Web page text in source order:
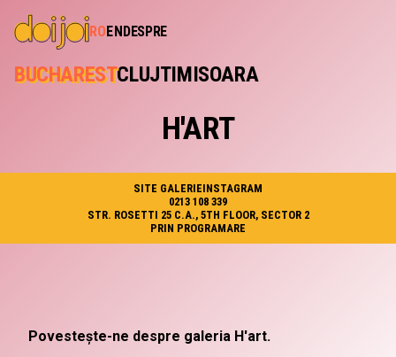
ROENDESPRE
BUCHARESTCLUJTIMISOARA
H'ART
SITE GALERIEINSTAGRAM
0213 108 339
STR. ROSETTI 25 C.A., 5TH FLOOR, SECTOR 2
PRIN PROGRAMARE
Povestește-ne despre galeria H'art.